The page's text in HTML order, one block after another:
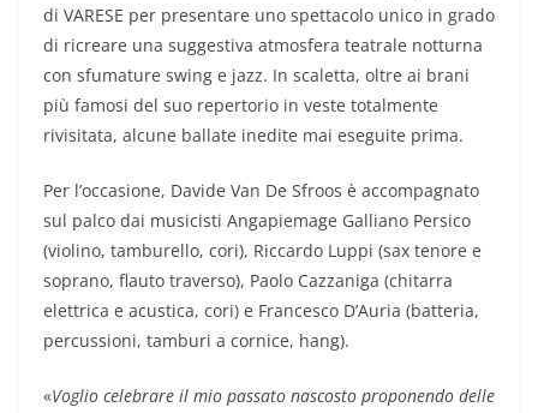
di VARESE per presentare uno spettacolo unico in grado
di ricreare una suggestiva atmosfera teatrale notturna
con sfumature swing e jazz. In scaletta, oltre ai brani
più famosi del suo repertorio in veste totalmente
rivisitata, alcune ballate inedite mai eseguite prima.
Per l’occasione, Davide Van De Sfroos è accompagnato
sul palco dai musicisti Angapiemage Galliano Persico
(violino, tamburello, cori), Riccardo Luppi (sax tenore e
soprano, flauto traverso), Paolo Cazzaniga (chitarra
elettrica e acustica, cori) e Francesco D’Auria (batteria,
percussioni, tamburi a cornice, hang).
«Voglio celebrare il mio passato nascosto proponendo delle